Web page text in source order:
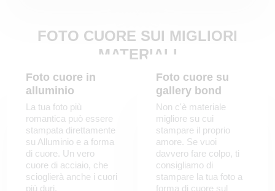
FOTO CUORE SUI MIGLIORI
MATERIALI
Foto cuore in
alluminio
La tua foto più
romantica può essere
stampata direttamente
su Alluminio e a forma
di cuore. Un vero
cuore di acciaio, che
scioglierà anche i cuori
più duri.
Foto cuore su
gallery bond
Non c'è materiale
migliore su cui
stampare il proprio
amore. Se vuoi
davvero fare colpo, ti
consigliamo di
stampare la tua foto a
forma di cuore sul